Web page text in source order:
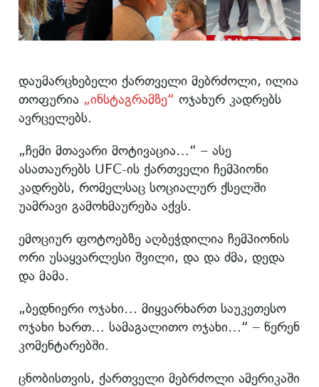
დაუმარცხებელი ქართველი მებრძოლი, ილია
თოფურია „ინსტაგრამზე“ ოჯახურ კადრებს
ავრცელებს.
„ჩემი მთავარი მოტივაცია…“ – ასე
ასათაურებს UFC-ის ქართველი ჩემ­პი­ონი
კადრებს, რომელსაც სოციალურ ქსელში
უამრავი გამოხმაურება აქვს.
ემოციურ ფოტოებზე აღბეჭდილია ჩემპიონის
ორი უსაყვარლესი შვილი, და და ძმა, დედა
და მამა.
„ბედნიერი ოჯახი… მიყვარხართ საუკეთესო
ოჯახი ხართ… სამაგალითო ოჯახი…“ – წერენ
კომენტარებში.
ცნობისთვის, ქართველი მებრძოლი ამერიკაში